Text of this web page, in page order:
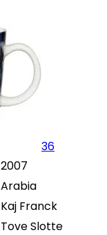
36
2007
Arabia
Kaj Franck
Tove Slotte